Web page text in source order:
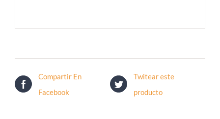
Compartir En
Facebook
Twitear este
producto